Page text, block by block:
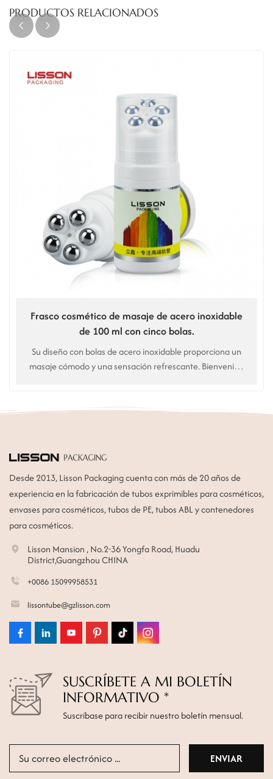
PRODUCTOS RELACIONADOS
Frasco cosmético de masaje de acero inoxidable
de 100 ml con cinco bolas.
Su diseño con bolas de acero inoxidable proporciona un
masaje cómodo y una sensación refrescante. Bienvenido
Desde 2013, Lisson Packaging cuenta con más de 20 años de
experiencia en la fabricación de tubos exprimibles para cosméticos,
envases para cosméticos, tubos de PE, tubos ABL y contenedores
para cosméticos.
Lisson Mansion , No.2-36 Yongfa Road, Huadu
District,Guangzhou CHINA
+0086 15099958531
lissontube@gzlisson.com
SUSCRÍBETE A MI BOLETÍN
INFORMATIVO *
Suscríbase para recibir nuestro boletín mensual.